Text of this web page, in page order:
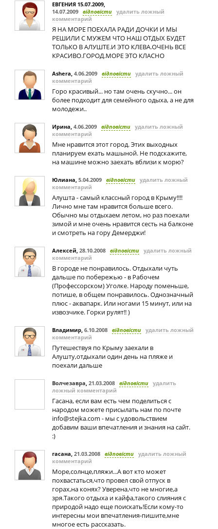
ЕВГЕНИЯ 15.07.2009,
14.07.2009 відповісти удалить ложный
комментарий
Я НА МОРЕ ПОЕХАЛА РАДИ ДОЧКИ И МЫ
РЕШИЛИ С МУЖЕМ ЧТО НАШ ОТДЫХ БУДЕТ
ТОЛЬКО В АЛУШТЕ.И ЭТО КЛЕВА.ОЧЕНЬ ВСЕ
КРАСИВО.ГОРОД.МОРЕ ЭТО КЛАСНО
Ashera, 4.06.2009 відповісти удалить ложный
комментарий
Горо красивый... но там очень скучно... он
более подходит для семейного одыха, а не для
молодежи..
Ирина, 4.06.2009 відповісти удалить ложный
комментарий
Мне нравится этот город. Этих выходных
планируем ехать машыной. Не подскажите,
на машине можно заехать вблизи к морю?
Юлиана, 5.04.2009 відповісти удалить ложный
комментарий
Алушта - самый классный город в Крыму!!!!
Лично мне там нравится больше всего.
Обычно мы отдыхаем летом, но раз поехали
зимой и мне очень нравится сесть на балконе
и смотреть на гору Демерджи!
Алексей, 28.10.2008 відповісти удалить ложный
комментарий
В городе не понравилось. Отдыхали чуть
дальше по побережью - в Рабочем
(Профессорском) Уголке. Народу поменьше,
потише, в общем понравилось. Однозначный
плюс - аквапарк. Или ногами 15 минут, или на
извозчике. Горки рулят!! )
Владимир, 6.10.2008 відповісти удалить ложный
комментарий
Путешествуя по Крыму заехали в
Алушту,отдыхали один день на пляже и
поехали дальше
Волчезавра, 21.03.2008 відповісти удалить
ложный комментарий
Гасана, если вам есть чем поделиться с
народом можете присылать нам по почте
info@stejka.com - мы с удовольствием
добавим ваши впечатления и знания на сайт.
:)
гасана, 21.03.2008 відповісти удалить ложный
комментарий
Море,солнце,пляжи...А вот кто может
похвастаться,что провел свой отпуск в
горах,на конях? Уверена,что не многие,а
зря.Такого отдыха и кайфа,такого слияния с
природой надо еще поискать!Если кому-то
интересны мои впечатления-пишите,мне
многое есть рассказать.